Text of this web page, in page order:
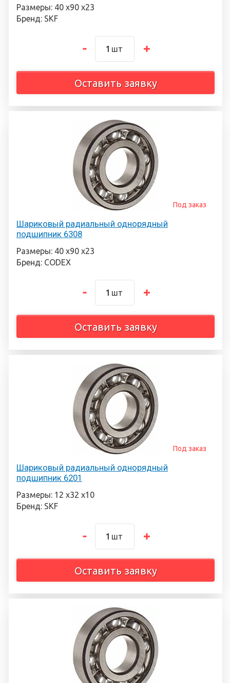
Размеры: 40 х90 х23
Бренд: SKF
шт
Оставить заявку
Шариковый радиальный однорядный
подшипник 6308
Под заказ
Размеры: 40 х90 х23
Бренд: CODEX
шт
Оставить заявку
Шариковый радиальный однорядный
подшипник 6201
Под заказ
Размеры: 12 х32 х10
Бренд: SKF
шт
Оставить заявку